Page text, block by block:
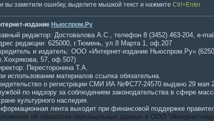
вы заметили ошибку, выделите мышкой текст и нажмите Ctrl+Enter
издание Ньюспром.Ру
редактор: Достовалова А.С., телефон 8 (3452) 463-204, e-
редакции: 625000, г.Тюмень, ул.8 Марта 1, оф.207
и издатель: ООО «Интернет-издание Ньюспром.Ру»
57, оф.507)
Пересторонина Т.А.
использовании материалов ссылка обязательна.
о регистрации СМИ ИА №ФС77-24570 выдано 29 мая
по надзору за соблюдением законодательства в сфере
культурного наследия.
лента выходит при финансовой поддержке
об обработке персональных данных в ООО "Интернет-